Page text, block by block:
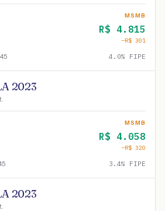
MSMB
R$ 4.815
−R$ 301
4.0% FIPE
2023
MSMB
R$ 4.058
−R$ 320
3.4% FIPE
2023